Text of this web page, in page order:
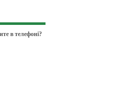
в телефоні?